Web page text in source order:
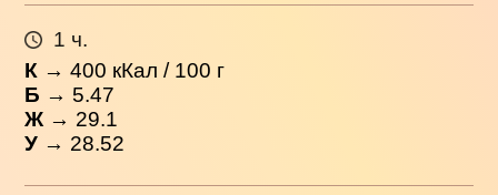
1 ч.
К →400 кКал / 100 г
Б → 5.47
Ж → 29.1
У → 28.52